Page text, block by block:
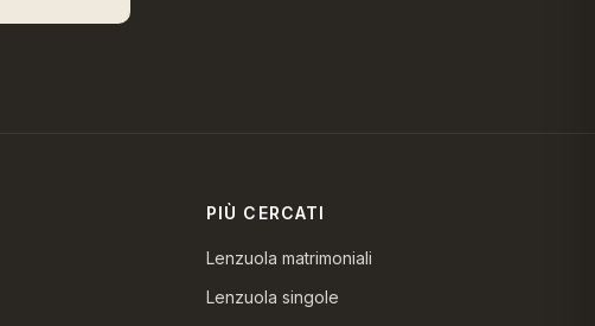
PIÙ CERCATI
Lenzuola matrimoniali
Lenzuola singole